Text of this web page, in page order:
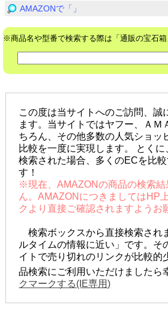
AMAZONで「」
※商品名や型番で検索する際は「通販の宝石箱
この度は当サイトへのご訪問、誠
ます。当サイトではヤフー、ＡＭ
ちろん、その他多数の人気ショッ
比較を一度に実現します。 とく
検索された場合、多くのECを比
す！
※現在、AMAZONの商品の検索結
ん。AMAZONにつきましてはHP
クより直接ご確認されますようお
検索ボックスから直接検索され
ルタイムの情報に近い」です。そ
イトで売り切れのリンクが比較的
品検索にご利用いただけましたら
クマークする(IE専用)